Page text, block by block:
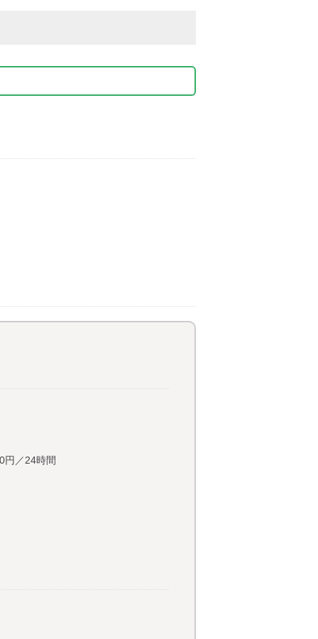
円／24時間